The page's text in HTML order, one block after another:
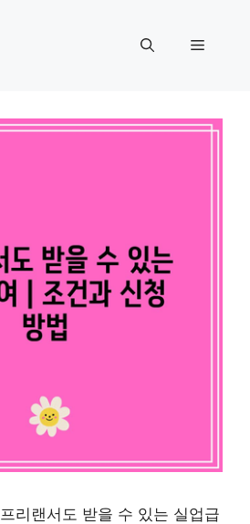
메
프리랜서도 받을 수 있는 실업급